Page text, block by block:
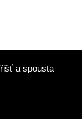
a spousta